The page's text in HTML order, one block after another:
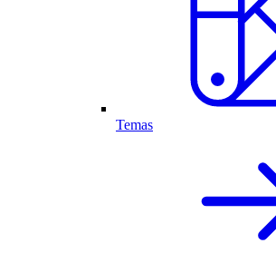
Temas